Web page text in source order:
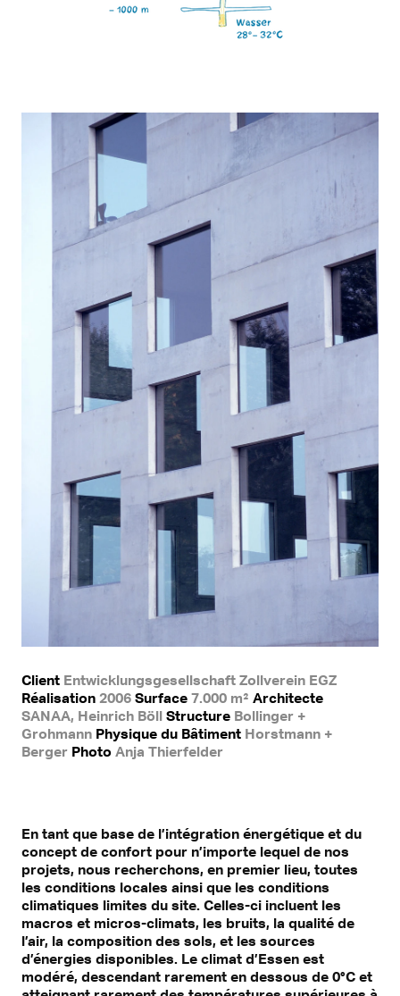
Client Entwicklungsgesellschaft Zollverein EGZ
Réalisation 2006 Surface 7.000 m² Architecte
SANAA, Heinrich Böll Structure Bollinger +
Grohmann Physique du Bâtiment Horstmann +
Berger Photo Anja Thierfelder
En tant que base de l’intégration énergétique et du
concept de confort pour n’importe lequel de nos
projets, nous recherchons, en premier lieu, toutes
les conditions locales ainsi que les conditions
climatiques limites du site. Celles-ci incluent les
macros et micros-climats, les bruits, la qualité de
l’air, la composition des sols, et les sources
d’énergies disponibles. Le climat d’Essen est
modéré, descendant rarement en dessous de 0°C et